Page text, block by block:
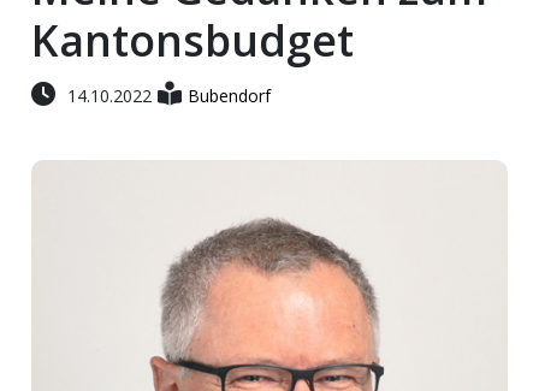
Immobilien
Veranstaltungen
Stellen
Kantonsbudget
14.10.2022 Bubendorf